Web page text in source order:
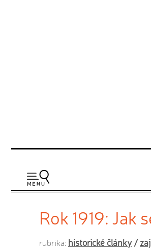
Rok 1919:
rubrika: historické články/